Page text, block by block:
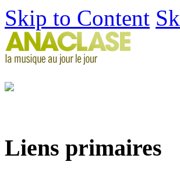
Skip to Content
Liens primaires